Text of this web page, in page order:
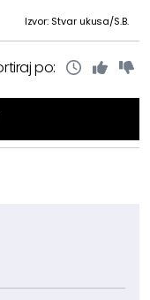
Izvor: Stvar ukusa/S.B.
po: